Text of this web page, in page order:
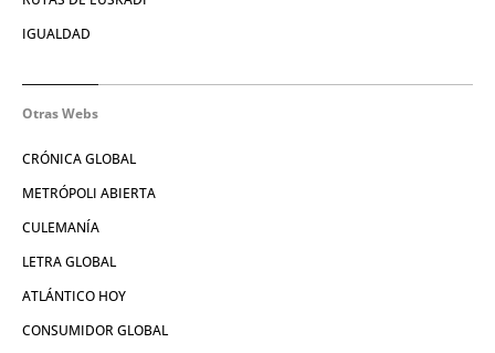
IGUALDAD
Otras Webs
CRÓNICA GLOBAL
METRÓPOLI ABIERTA
CULEMANÍA
LETRA GLOBAL
ATLÁNTICO HOY
CONSUMIDOR GLOBAL